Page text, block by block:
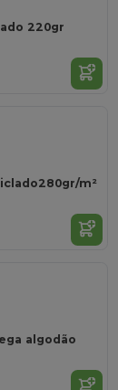
220gr
m²
algodão